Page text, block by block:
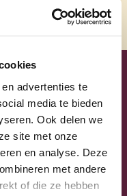
advertenties te
media te bieden
Ook delen we
site met onze
en analyse. Deze
met andere
of die ze hebben